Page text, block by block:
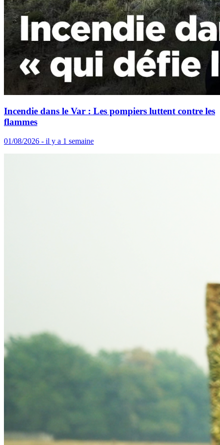
Incendie dans le Var : Les pompiers luttent contre les
flammes
01/08/2026 - il y a 1 semaine